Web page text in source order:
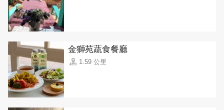
金獅苑蔬食餐廳
1.59 公里